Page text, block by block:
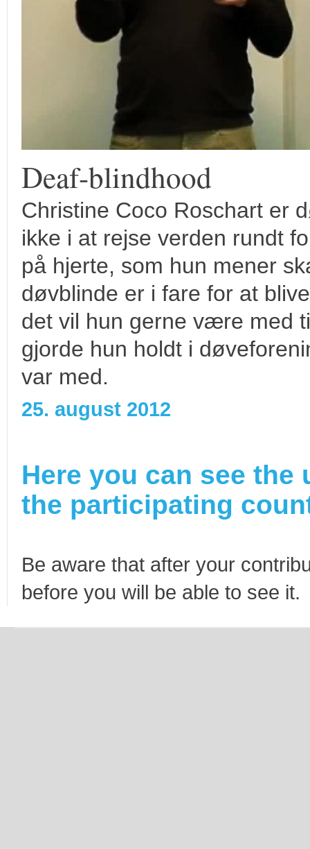
Deaf-blindhood
Christine Coco Roschart er
ikke i at rejse verden rundt
på hjerte, som hun mener
døvblinde er i fare for at
det vil hun gerne være med
gjorde hun holdt i
var med.
25. august 2012
Here you can see
the participating
Be aware that after your
before you will be able to see it.